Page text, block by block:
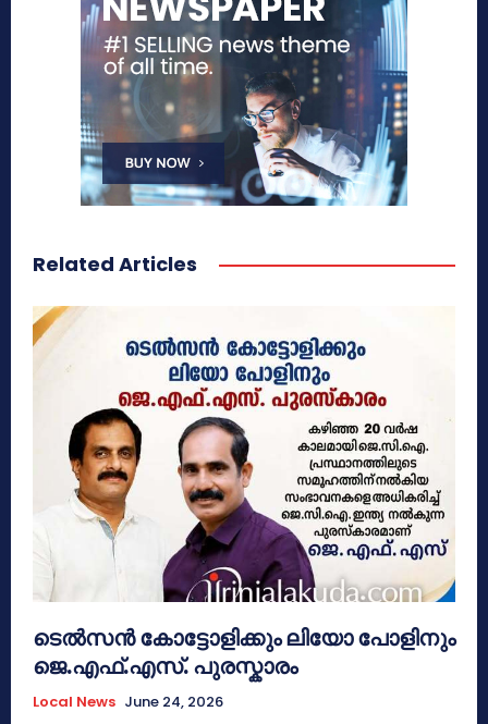
Related Articles
ടെൽസൻ കോട്ടോളിക്കും ലിയോ പോളിനും
ജെ.എഫ്.എസ്. പുരസ്കാരം
Local News June 24, 2026